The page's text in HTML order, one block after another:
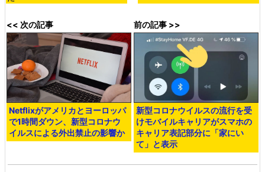
<< 次の記事
Netflixがアメリカとヨーロッパ
で1時間ダウン、新型コロナウ
イルスによる外出禁止の影響か
前の記事 >>
新型コロナウイルスの流行を受
けモバイルキャリアがスマホの
キャリア表記部分に「家にい
て」と表示